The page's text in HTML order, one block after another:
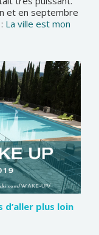
et en septembre
La ville est mon
plus loin